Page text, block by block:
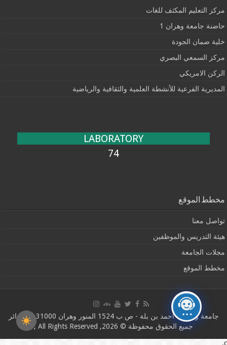
مركز التعليم المكثف للغات
حاضنة جامعة وهران 1
خلية ضمان الجودة
مركز السمعي البصري
الركن الامريكي
المديرية الفرعية للأنشطة العلمية والثقافية والرياضية
LABORATORY
74
مخطط الموقع
تواصل معنا
هيئة التدريس والموظفين
مجلات الجامعة
مخطط الموقع
جامعة وهران1 أحمد بن بلة - ص ب 1524 المنور وهران 31000 ، الجزائر
جميع الحقوق محفوظة © 2026, All Rights Reserved ,
c.